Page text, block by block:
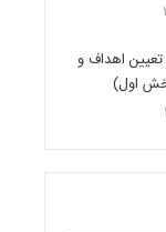
اهداف و
اول)